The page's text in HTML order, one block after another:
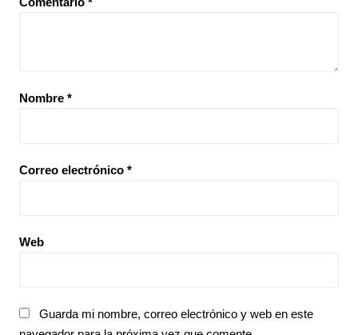
Nombre *
Correo electrónico *
Web
Guarda mi nombre, correo electrónico y web en este